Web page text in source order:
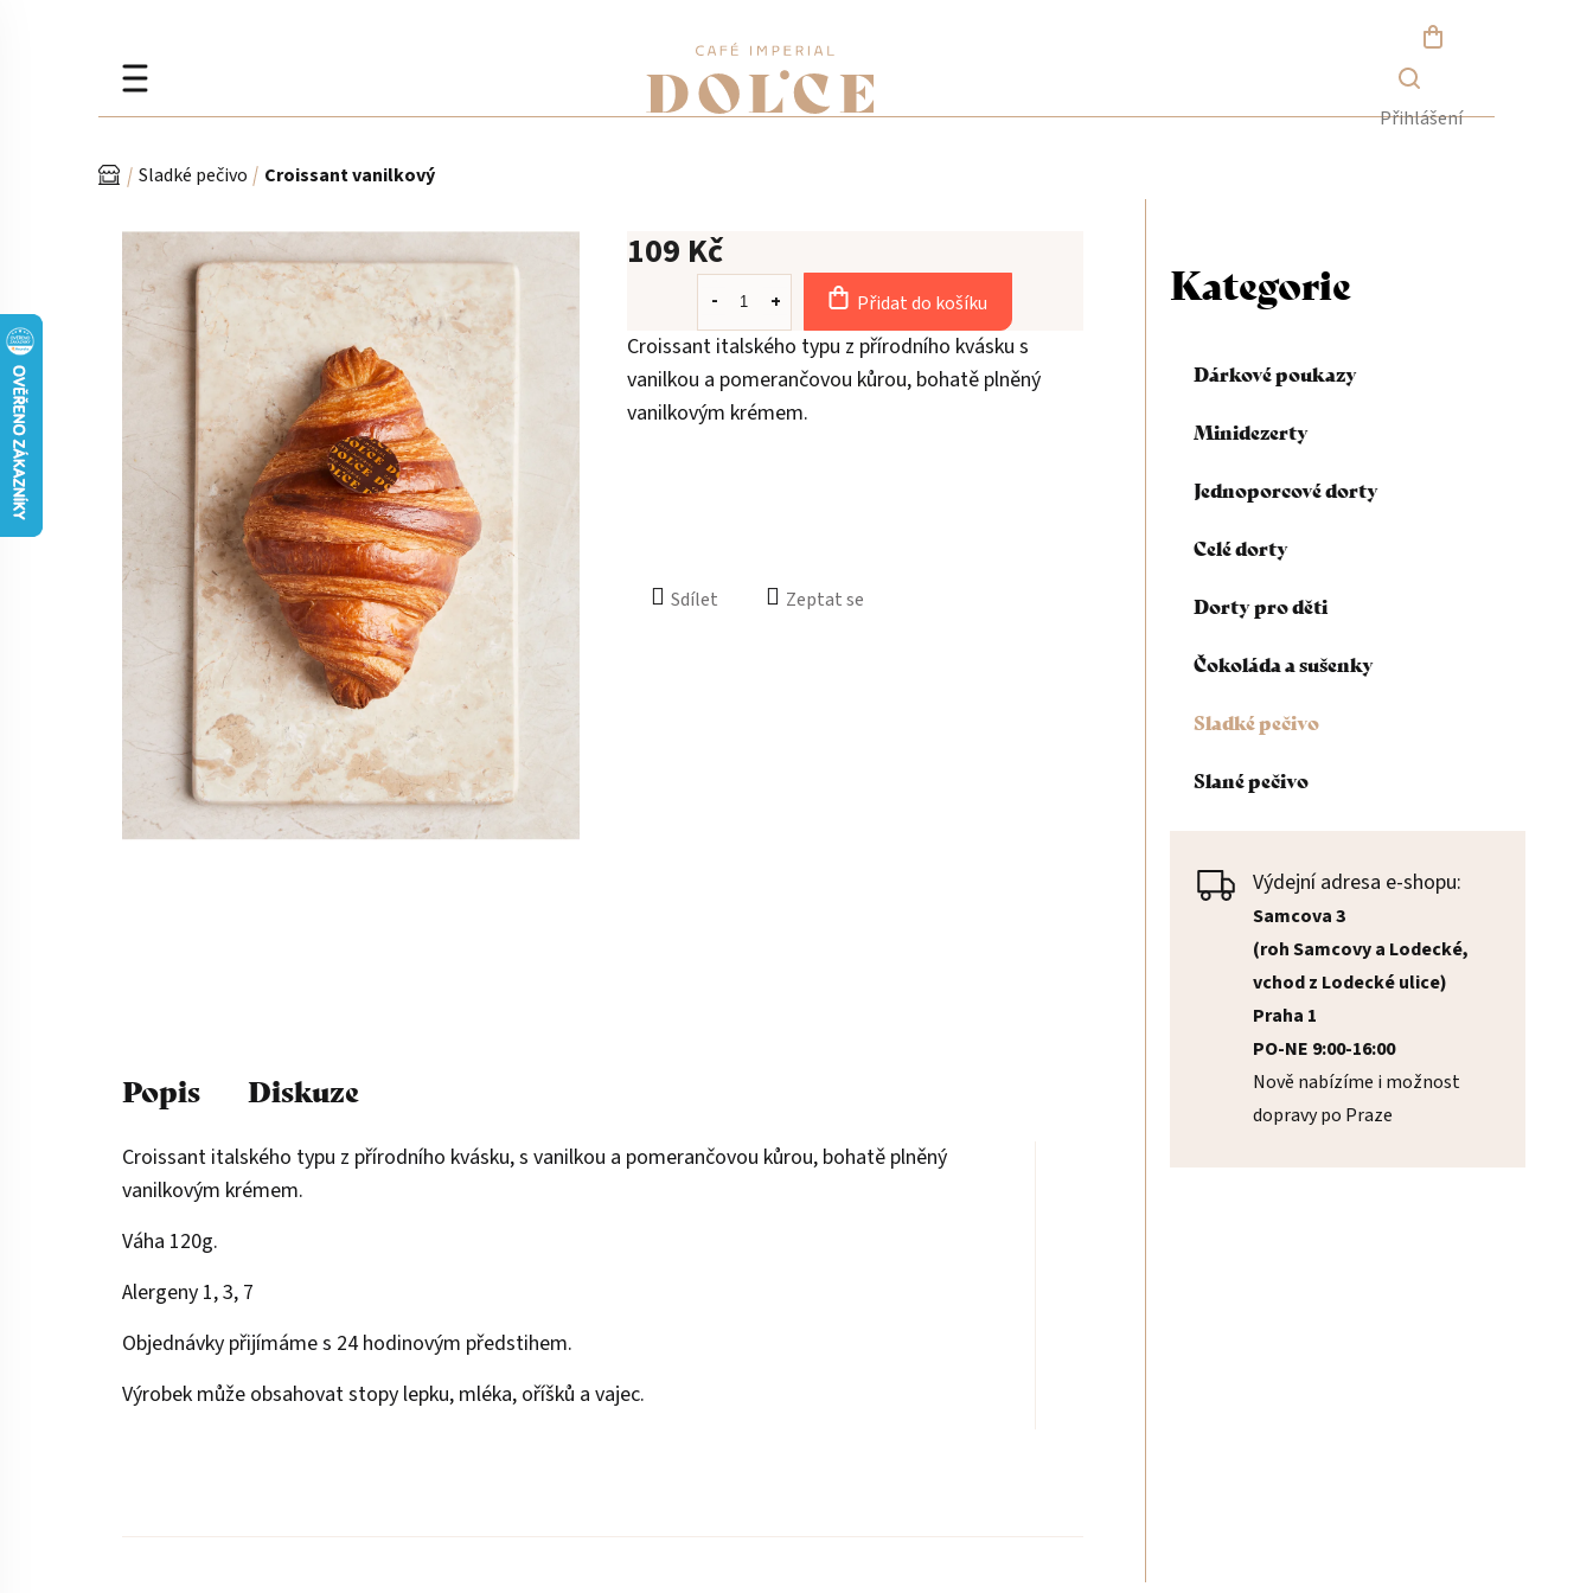
Přihlášení
Domů
Sladké pečivo Croissant vanilkový
o
a
Přeskočit
kategorie
Kategorie
Dárkové poukazy
Minidezerty
Jednoporcové dorty
Celé dorty
Dorty pro děti
Čokoláda a sušenky
Sladké pečivo
Slané pečivo
Výdejní adresa e-shopu:
Samcova 3
(roh Samcovy a Lodecké,
vchod z Lodecké ulice)
Praha 1
PO-NE 9:00-16:00
Nově nabízíme i možnost
dopravy po Praze
109 Kč
Přidat do košíku
Croissant italského typu z přírodního kvásku s
vanilkou a pomerančovou kůrou, bohatě plněný
vanilkovým krémem.
Zeptat se
Sdílet
Popis Diskuze
Croissant italského typu z přírodního kvásku, s vanilkou a pomerančovou kůrou, bohatě plněný
vanilkovým krémem.
Váha 120g.
Alergeny 1, 3, 7
Objednávky přijímáme s 24 hodinovým předstihem.
Výrobek může obsahovat stopy lepku, mléka, oříšků a vajec.